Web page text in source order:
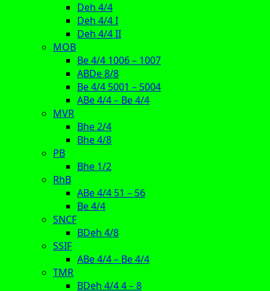
Deh 4/4
Deh 4/4 I
Deh 4/4 II
MOB
Be 4/4 1006 – 1007
ABDe 8/8
Be 4/4 5001 – 5004
ABe 4/4 – Be 4/4
MVR
Bhe 2/4
Bhe 4/8
PB
Bhe 1/2
RhB
ABe 4/4 51 – 56
Be 4/4
SNCF
BDeh 4/8
SSIF
ABe 4/4 – Be 4/4
TMR
BDeh 4/4 4 – 8